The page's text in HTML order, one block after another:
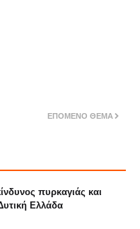
ΕΠΌΜΕΝΟ ΘΈΜΑ
πυρκαγιάς και
Ελλάδα